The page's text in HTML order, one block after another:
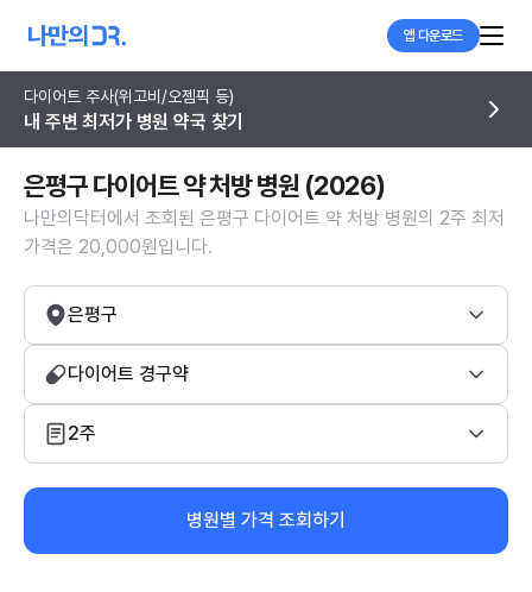
앱 다운로드
다이어트 주사(위고비/오젬픽 등)
내 주변 최저가 병원 약국 찾기
은평구 다이어트 약 처방 병원 (2026)
나만의닥터에서 조회된 은평구 다이어트 약 처방 병원의 2주 최저
가격은 20,000원입니다.
은평구
다이어트 경구약
2주
병원별 가격 조회하기